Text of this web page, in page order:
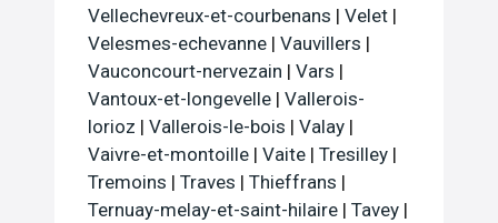
Vellechevreux-et-courbenans | Velet |
Velesmes-echevanne | Vauvillers |
Vauconcourt-nervezain | Vars |
Vantoux-et-longevelle | Vallerois-
lorioz | Vallerois-le-bois | Valay |
Vaivre-et-montoille | Vaite | Tresilley |
Tremoins | Traves | Thieffrans |
Ternuay-melay-et-saint-hilaire | Tavey |